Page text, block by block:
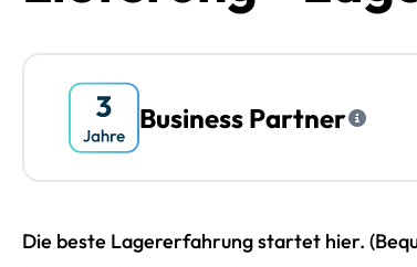
Business Partner
Die beste Lagererfahrung startet hier.